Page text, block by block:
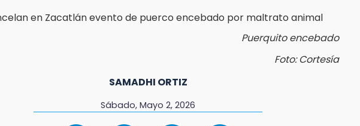
Puerquito encebado
Foto: Cortesía
SAMADHI ORTIZ
Sábado, Mayo 2, 2026